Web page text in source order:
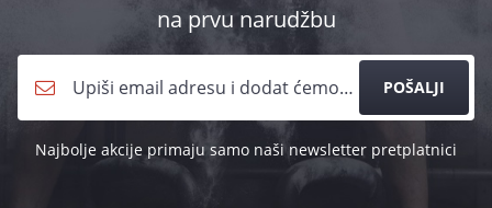
na prvu narudžbu
POŠALJI
Najbolje akcije primaju samo naši newsletter pretplatnici